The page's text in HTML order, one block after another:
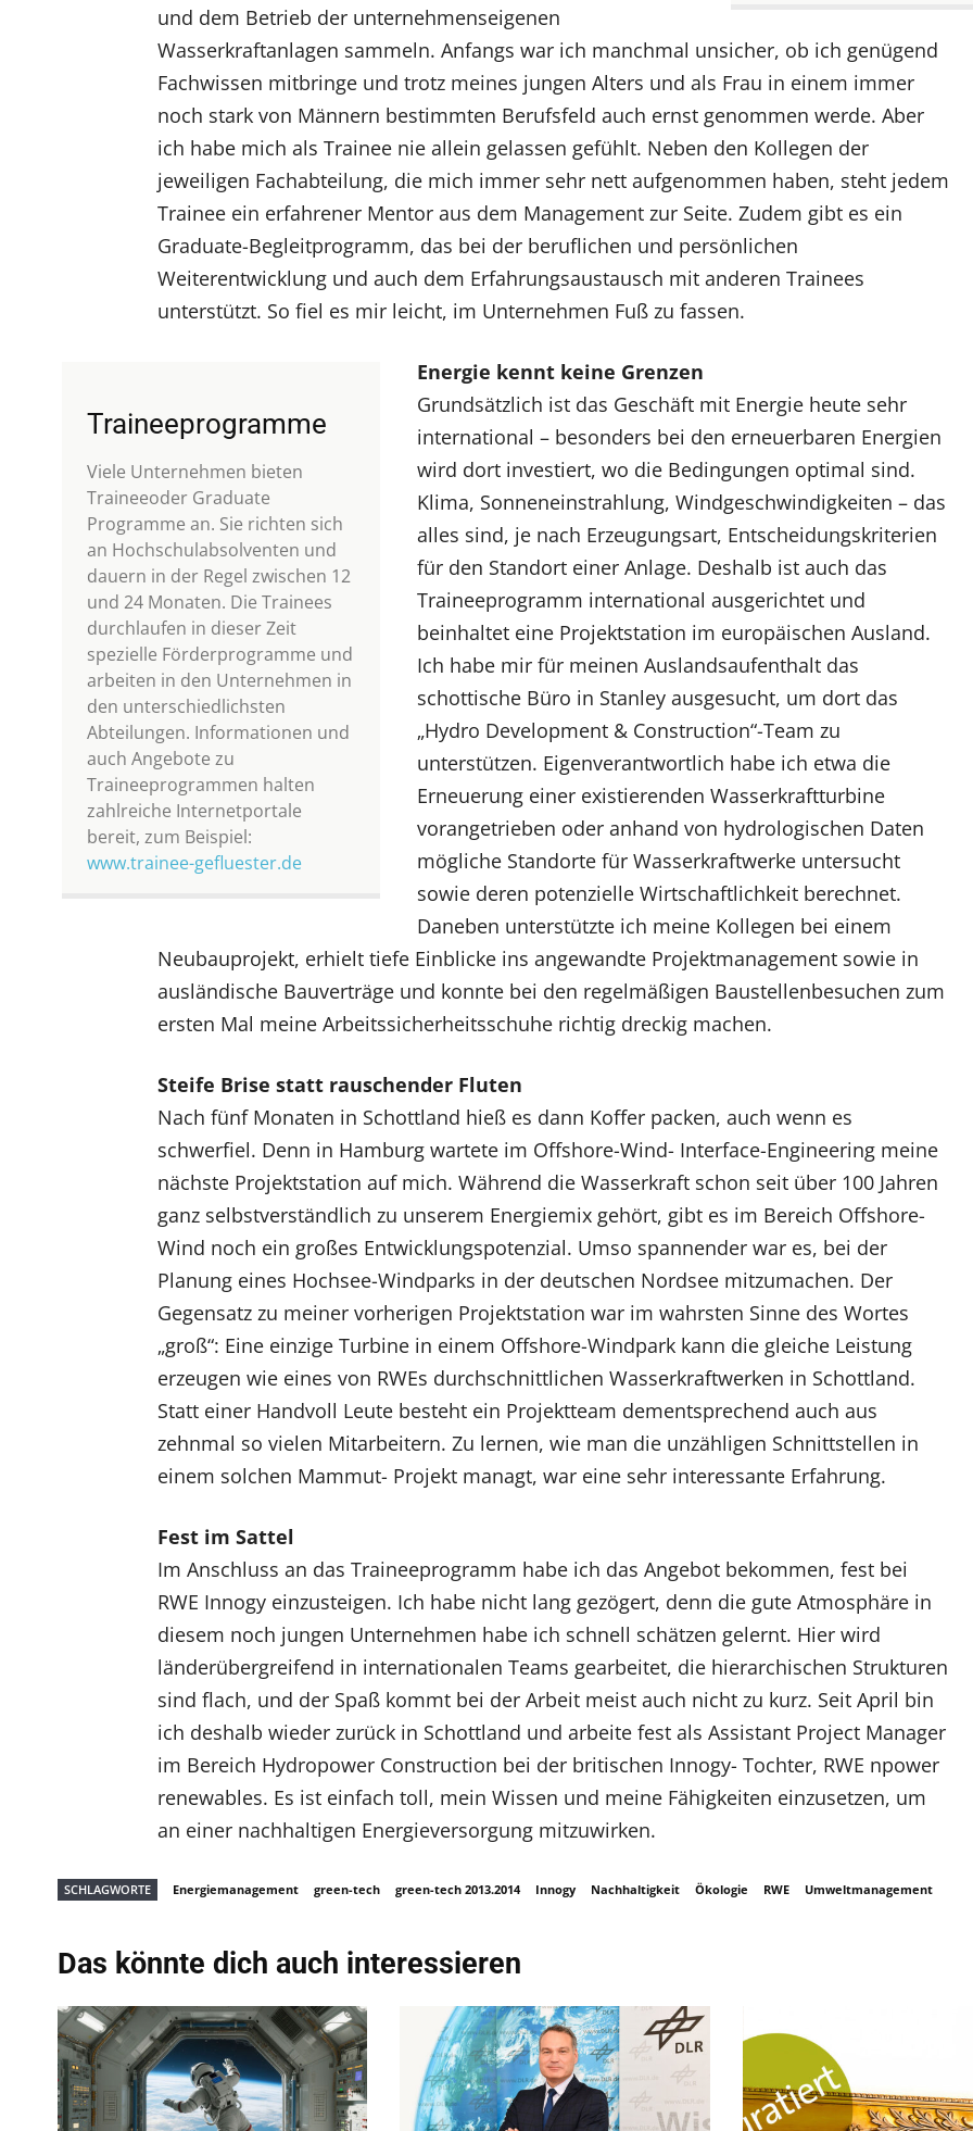
und dem Betrieb der unternehmenseigenen
Wasserkraftanlagen sammeln. Anfangs war ich manchmal unsicher, ob ich genügend
Fachwissen mitbringe und trotz meines jungen Alters und als Frau in einem immer
noch stark von Männern bestimmten Berufsfeld auch ernst genommen werde. Aber
ich habe mich als Trainee nie allein gelassen gefühlt. Neben den Kollegen der
jeweiligen Fachabteilung, die mich immer sehr nett aufgenommen haben, steht jedem
Trainee ein erfahrener Mentor aus dem Management zur Seite. Zudem gibt es ein
Graduate-Begleitprogramm, das bei der beruflichen und persönlichen
Weiterentwicklung und auch dem Erfahrungsaustausch mit anderen Trainees
unterstützt. So fiel es mir leicht, im Unternehmen Fuß zu fassen.
Traineeprogramme
Viele Unternehmen bieten
Traineeoder Graduate
Programme an. Sie richten sich
an Hochschulabsolventen und
dauern in der Regel zwischen 12
und 24 Monaten. Die Trainees
durchlaufen in dieser Zeit
spezielle Förderprogramme und
arbeiten in den Unternehmen in
den unterschiedlichsten
Abteilungen. Informationen und
auch Angebote zu
Traineeprogrammen halten
zahlreiche Internetportale
bereit, zum Beispiel:
www.trainee-gefluester.de
Energie kennt keine Grenzen
Grundsätzlich ist das Geschäft mit Energie heute sehr
international – besonders bei den erneuerbaren Energien
wird dort investiert, wo die Bedingungen optimal sind.
Klima, Sonneneinstrahlung, Windgeschwindigkeiten – das
alles sind, je nach Erzeugungsart, Entscheidungskriterien
für den Standort einer Anlage. Deshalb ist auch das
Traineeprogramm international ausgerichtet und
beinhaltet eine Projektstation im europäischen Ausland.
Ich habe mir für meinen Auslandsaufenthalt das
schottische Büro in Stanley ausgesucht, um dort das
„Hydro Development & Construction“-Team zu
unterstützen. Eigenverantwortlich habe ich etwa die
Erneuerung einer existierenden Wasserkraftturbine
vorangetrieben oder anhand von hydrologischen Daten
mögliche Standorte für Wasserkraftwerke untersucht
sowie deren potenzielle Wirtschaftlichkeit berechnet.
Daneben unterstützte ich meine Kollegen bei einem
Neubauprojekt, erhielt tiefe Einblicke ins angewandte Projektmanagement sowie in
ausländische Bauverträge und konnte bei den regelmäßigen Baustellenbesuchen zum
ersten Mal meine Arbeitssicherheitsschuhe richtig dreckig machen.
Steife Brise statt rauschender Fluten
Nach fünf Monaten in Schottland hieß es dann Koffer packen, auch wenn es
schwerfiel. Denn in Hamburg wartete im Offshore-Wind- Interface-Engineering meine
nächste Projektstation auf mich. Während die Wasserkraft schon seit über 100 Jahren
ganz selbstverständlich zu unserem Energiemix gehört, gibt es im Bereich Offshore-
Wind noch ein großes Entwicklungspotenzial. Umso spannender war es, bei der
Planung eines Hochsee-Windparks in der deutschen Nordsee mitzumachen. Der
Gegensatz zu meiner vorherigen Projektstation war im wahrsten Sinne des Wortes
„groß“: Eine einzige Turbine in einem Offshore-Windpark kann die gleiche Leistung
erzeugen wie eines von RWEs durchschnittlichen Wasserkraftwerken in Schottland.
Statt einer Handvoll Leute besteht ein Projektteam dementsprechend auch aus
zehnmal so vielen Mitarbeitern. Zu lernen, wie man die unzähligen Schnittstellen in
einem solchen Mammut- Projekt managt, war eine sehr interessante Erfahrung.
Fest im Sattel
Im Anschluss an das Traineeprogramm habe ich das Angebot bekommen, fest bei
RWE Innogy einzusteigen. Ich habe nicht lang gezögert, denn die gute Atmosphäre in
diesem noch jungen Unternehmen habe ich schnell schätzen gelernt. Hier wird
länderübergreifend in internationalen Teams gearbeitet, die hierarchischen Strukturen
sind flach, und der Spaß kommt bei der Arbeit meist auch nicht zu kurz. Seit April bin
ich deshalb wieder zurück in Schottland und arbeite fest als Assistant Project Manager
im Bereich Hydropower Construction bei der britischen Innogy- Tochter, RWE npower
renewables. Es ist einfach toll, mein Wissen und meine Fähigkeiten einzusetzen, um
an einer nachhaltigen Energieversorgung mitzuwirken.
SCHLAGWORTE Energiemanagement green-tech green-tech 2013.2014 Innogy Nachhaltigkeit Ökologie RWE Umweltmanagement
Das könnte dich auch interessieren